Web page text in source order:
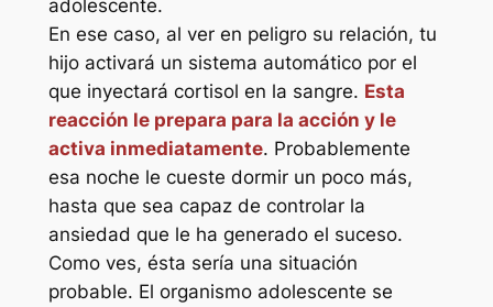
adolescente.
En ese caso, al ver en peligro su relación, tu
hijo activará un sistema automático por el
que inyectará cortisol en la sangre. Esta
reacción le prepara para la acción y le
activa inmediatamente. Probablemente
esa noche le cueste dormir un poco más,
hasta que sea capaz de controlar la
ansiedad que le ha generado el suceso.
Como ves, ésta sería una situación
probable. El organismo adolescente se